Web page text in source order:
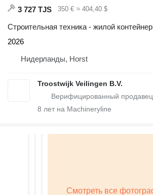
3 727 TJS
350 € ≈ 404,40 $
Строительная техника - жилой контейнер
2026
Нидерланды, Horst
Troostwijk Veilingen B.V.
8 лет на Machineryline